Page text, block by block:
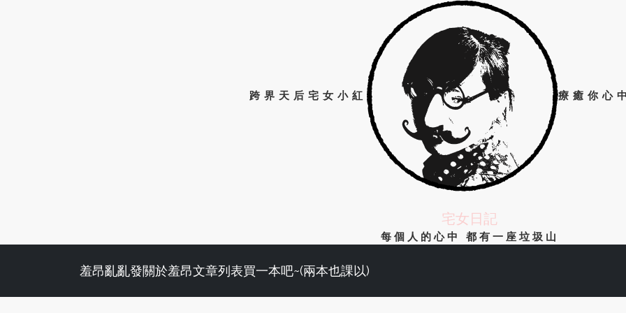
跨界天后宅女小紅 療癒你心
宅女日記
每個人的心中 都有一座垃圾山
羞昂亂亂發關於羞昂文章列表買一本吧~(兩本也課以)